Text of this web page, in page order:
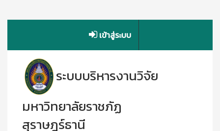
เข้าสู่ระบบ
ระบบบริหารงานวิจัย
มหาวิทยาลัยราชภัฏ
สุราษฎร์ธานี